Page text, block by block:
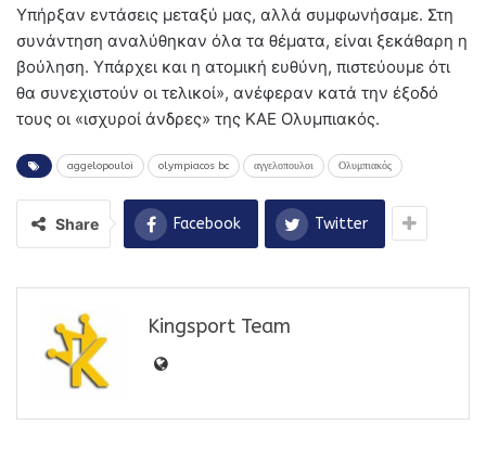
Υπήρξαν εντάσεις μεταξύ μας, αλλά συμφωνήσαμε. Στη
συνάντηση αναλύθηκαν όλα τα θέματα, είναι ξεκάθαρη η
βούληση. Υπάρχει και η ατομική ευθύνη, πιστεύουμε ότι
θα συνεχιστούν οι τελικοί», ανέφεραν κατά την έξοδό
τους οι «ισχυροί άνδρες» της ΚΑΕ Ολυμπιακός.
aggelopouloi olympiacos bc αγγελοπουλοι Ολυμπιακός
Share Facebook Twitter
Kingsport Team